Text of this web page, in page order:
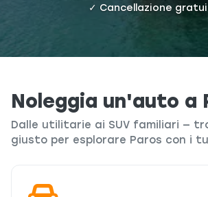
✓ Cancellazione
Noleggia un'auto a
Dalle utilitarie ai SUV familiari —
giusto per esplorare Paros con i